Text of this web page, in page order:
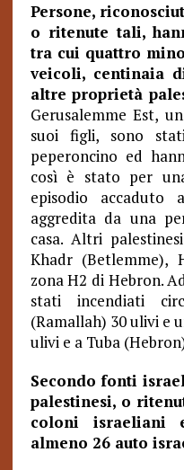
Persone,
o ritenute tali,
tra cui quattro
veicoli, centinaia
altre proprietà
Gerusalemme Est,
suoi figli, sono
peperoncino ed
così è stato per
episodio accaduto
aggredita da una
casa. Altri
Khadr (Betlemme),
zona H2 di Hebron.
stati incendiati
(Ramallah) 30 ulivi e
ulivi e a Tuba
Secondo fonti
palestinesi, o
coloni israeliani
almeno 26 auto